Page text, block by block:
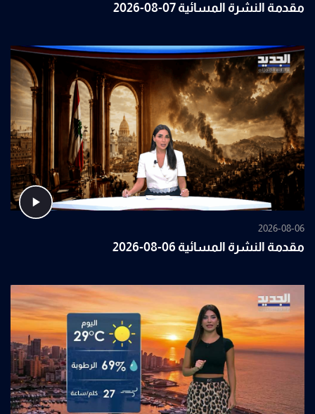
مقدمة النشرة المسائية 07-08-2026
2026-08-06
مقدمة النشرة المسائية 06-08-2026